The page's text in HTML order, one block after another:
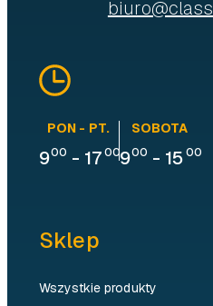
PON - PT.
900 - 17 00
SOBOTA
900 - 15 00
Sklep
Wszystkie produkty